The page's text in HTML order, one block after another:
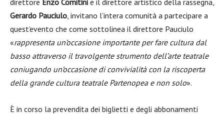
direttore Enzo Comitini e il direttore artistico della rassegna,
Gerardo Pauciulo, invitano l’intera comunità a partecipare a
quest’evento che come sottolinea il direttore Pauciulo
«rappresenta un’occasione importante per fare cultura dal
basso attraverso il travolgente strumento dell’arte teatrale
coniugando un’occasione di convivialità con la riscoperta
della grande cultura teatrale Partenopea e non solo».
È in corso la prevendita dei biglietti e degli abbonamenti